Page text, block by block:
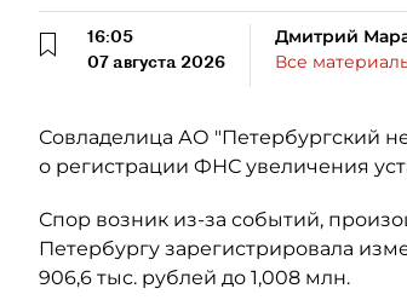
16:05
07 августа 2026
Дмитрий
Все
Совладелица АО "Петербургский
о регистрации ФНС увеличения
Спор возник из-за событий,
Петербургу зарегистрировала
906,6 тыс. рублей до 1,008 млн.